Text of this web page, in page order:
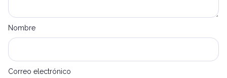
Nombre
Correo electrónico